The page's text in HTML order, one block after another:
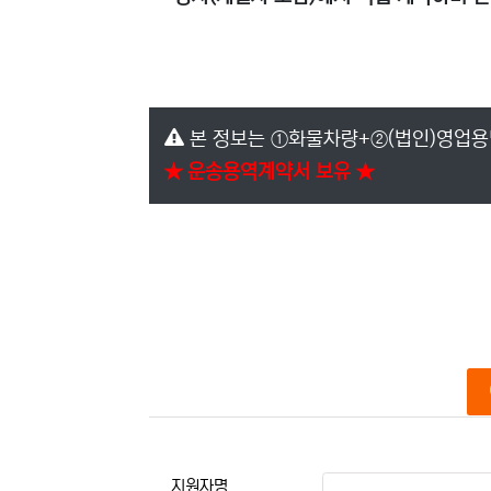
본 정보는 ①화물차량+②(법인)영업
★ 운송용역계약서 보유 ★
지원자명